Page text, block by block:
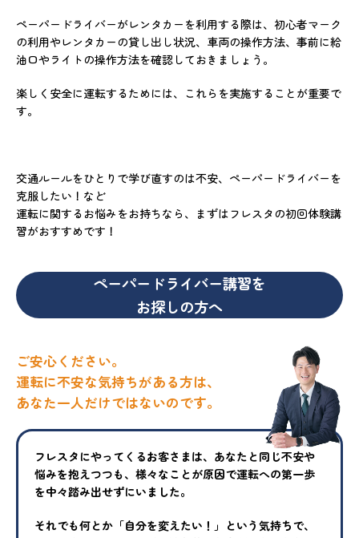
ペーパードライバーがレンタカーを利用する際は、初心者マーク
の利用やレンタカーの貸し出し状況、車両の操作方法、事前に給
油口やライトの操作方法を確認しておきましょう。
楽しく安全に運転するためには、これらを実施することが重要で
す。
交通ルールをひとりで学び直すのは不安、ペーパードライバーを
克服したい！など
運転に関するお悩みをお持ちなら、まずはフレスタの初回体験講
習がおすすめです！
ペーパードライバー講習を
お探しの方へ
ご安心ください。
運転に不安な気持ちがある方は、
あなた一人だけではないのです。
フレスタにやってくるお客さまは、あなたと同じ不安や
悩みを抱えつつも、様々なことが原因で運転への第一歩
を中々踏み出せずにいました。
それでも何とか「自分を変えたい！」という気持ちで、